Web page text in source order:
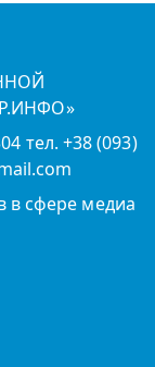
тел. +38 (093)
в сфере медиа